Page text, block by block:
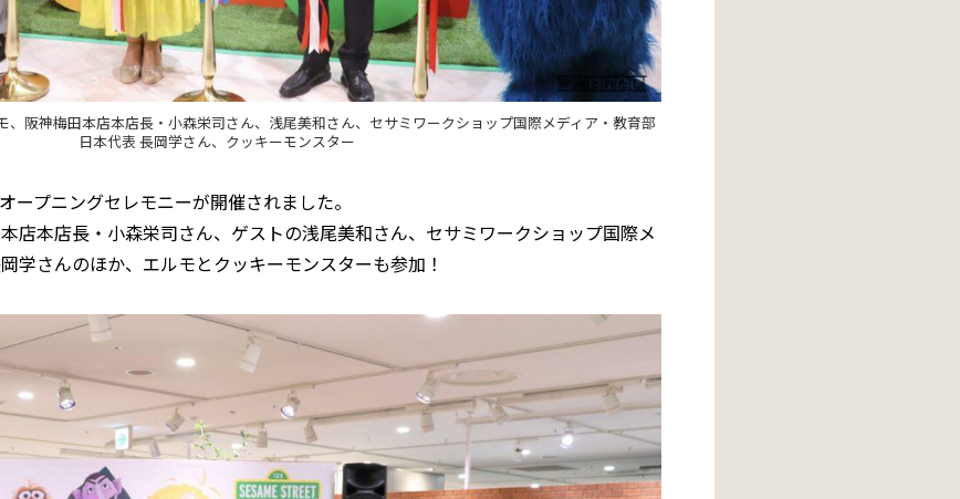
、阪神梅田本店本店長・小森栄司さん、浅尾美和さん、セサミワークショップ国際メディア・教育部
日本代表 長岡学さん、クッキーモンスター
ープニングセレモニーが開催されました。
店本店長・小森栄司さん、ゲストの浅尾美和さん、セサミワークショップ国際メ
学さんのほか、エルモとクッキーモンスターも参加！